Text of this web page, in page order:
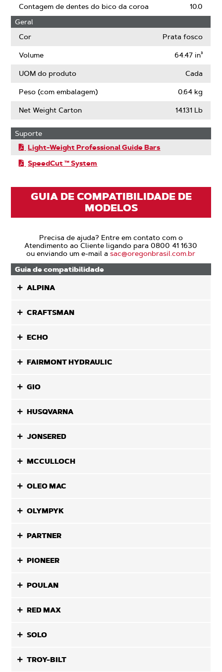
Entalhe
estreito
Contagem de dentes do bico da coroa
10.0
Geral
Cor
Prata fosco
Volume 64.47 in³
UOM do produto Cada
Peso (com embalagem) 0.64 kg
Net Weight Carton 14.131 Lb
Suporte
Light-Weight Professional Guide Bars
SpeedCut ™ System
GUIA DE COMPATIBILIDADE DE
MODELOS
Precisa de ajuda? Entre em contato com o
Atendimento ao Cliente ligando para 0800 41 1630
ou enviando um e-mail asac@oregonbrasil.com.br
Guia de compatibilidade
ALPINA
CRAFTSMAN
ECHO
FAIRMONT HYDRAULIC
GIO
HUSQVARNA
JONSERED
MCCULLOCH
OLEO MAC
OLYMPYK
PARTNER
PIONEER
POULAN
RED MAX
SOLO
TROY-BILT